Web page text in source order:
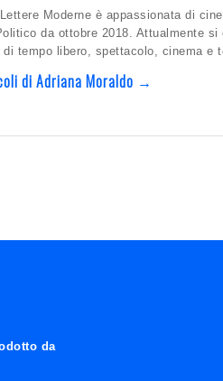
Lettere Moderne è appassionata di
da ottobre 2018. Attualmente
tempo libero, spettacolo, cinema e
di Adriana Moraldo →
da